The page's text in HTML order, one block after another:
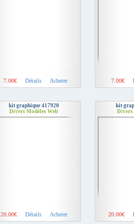
7.00€ Détails Acheter 7.00€
kit graphique 417920
Divers Modèles Web
20.00€ Détails Acheter
kit
Divers
20.00€